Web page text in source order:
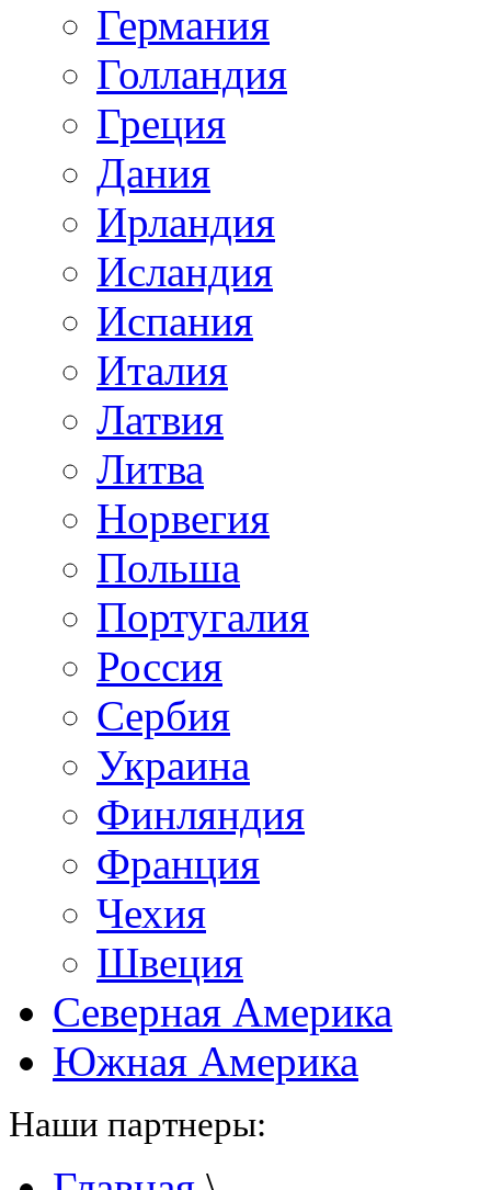
Германия
Голландия
Греция
Дания
Ирландия
Исландия
Испания
Италия
Латвия
Литва
Норвегия
Польша
Португалия
Россия
Сербия
Украина
Финляндия
Франция
Чехия
Швеция
Северная Америка
Южная Америка
Наши партнеры: